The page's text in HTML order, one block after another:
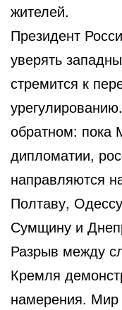
жителей.
Президент
уверять
стремится к
обратном: пока
дипломатии,
направляются
Полтаву,
Сумщину и
Разрыв между
Кремля
намерения.